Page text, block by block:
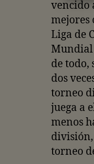
vencido
mejores
Liga de
Mundial
de todo,
dos
torneo
juega a
menos
torneo